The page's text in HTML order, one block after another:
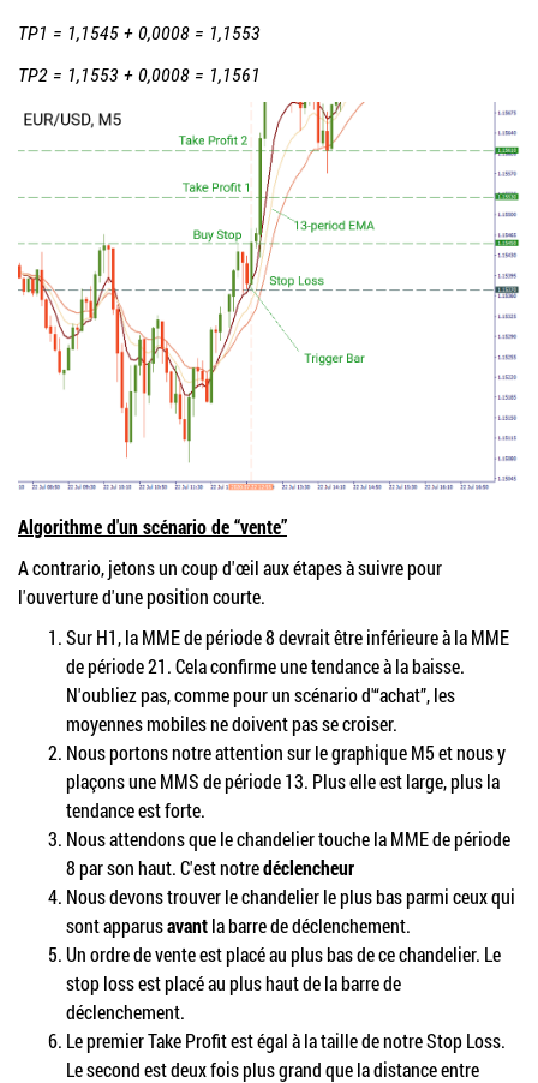
TP1 = 1,1545 + 0,0008 = 1,1553
TP2 = 1,1553 + 0,0008 = 1,1561
Algorithme d'un scénario de “vente”
A contrario, jetons un coup d'œil aux étapes à suivre pour
l'ouverture d'une position courte.
Sur H1, la MME de période 8 devrait être inférieure à la MME
de période 21. Cela confirme une tendance à la baisse.
N'oubliez pas, comme pour un scénario d'“achat”, les
moyennes mobiles ne doivent pas se croiser.
Nous portons notre attention sur le graphique M5 et nous y
plaçons une MMS de période 13. Plus elle est large, plus la
tendance est forte.
Nous attendons que le chandelier touche la MME de période
8 par son haut. C'est notredéclencheur
Nous devons trouver le chandelier le plus bas parmi ceux qui
sont apparusavantla barre de déclenchement.
Un ordre de vente est placé au plus bas de ce chandelier. Le
stop loss est placé au plus haut de la barre de
déclenchement.
Le premier Take Profit est égal à la taille de notre Stop Loss.
Le second est deux fois plus grand que la distance entre